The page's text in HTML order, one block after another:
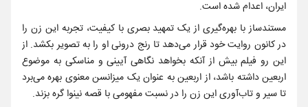
ایران، اعدام شده‌ است.
مستندساز با بهره‌گیری از یک تمهید بصری با کیفیت، تجربه این زن را
در کانون روایت خود قرار می‌دهد تا رنج درونی او را به تصویر بکشد. از
این رو فیلم بیش از آنکه بخواهد نگاهی آیینی و مناسکی به موضوع
اربعین داشته باشد، از اربعین به عنوان یک میزانسن معنوی بهره می‌برد
تا سیر و تاب‌آوری این زن را در نسبت مفهومی با قصه نینوا گره بزند.